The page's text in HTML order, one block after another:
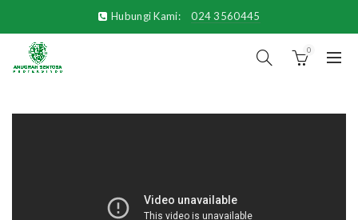
Hubungi Kami: 024 3560445
0